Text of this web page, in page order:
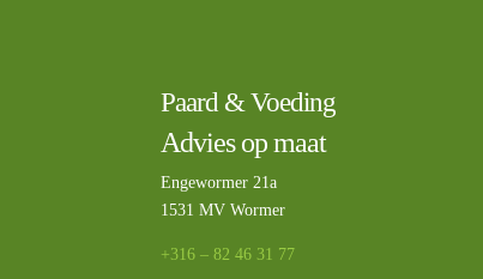
Paard & Voeding
Advies op maat
Engewormer 21a
1531 MV Wormer
+316 – 82 46 31 77